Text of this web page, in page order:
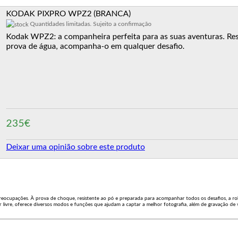
KODAK PIXPRO WPZ2 (BRANCA)
Quantidades limitadas. Sujeito a confirmação
Kodak WPZ2: a companheira perfeita para as suas aventuras.
prova de água, acompanha-o em qualquer desafio.
235€
Deixar uma opinião sobre este produto
À prova de choque, resistente ao pó e preparada para acompanhar todos os desafios,
oferece diversos modos e funções que ajudam a captar a melhor fotografia, além de gravação